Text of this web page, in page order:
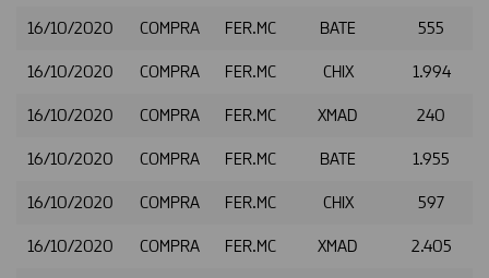
16/10/2020 COMPRA FER.MC BATE 555
16/10/2020 COMPRA FER.MC CHIX 1.994
16/10/2020 COMPRA FER.MC XMAD 240
16/10/2020 COMPRA FER.MC BATE 1.955
16/10/2020 COMPRA FER.MC CHIX 597
16/10/2020 COMPRA FER.MC XMAD 2.405